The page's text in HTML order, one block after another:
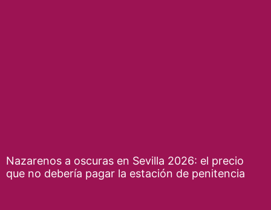
Nazarenos a oscuras en Sevilla 2026: el precio
que no debería pagar la estación de penitencia